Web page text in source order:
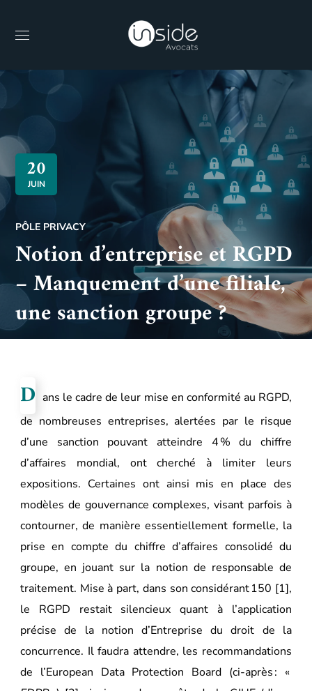
20
JUIN
PÔLE PRIVACY
Notion d’entreprise et RGPD
– Manquement d’une filiale,
une sanction groupe ?
D ans le cadre de leur mise en conformité au RGPD,
de nombreuses entreprises, alertées par le risque
d’une sanction pouvant atteindre 4 % du chiffre
d’affaires mondial, ont cherché à limiter leurs
expositions. Certaines ont ainsi mis en place des
modèles de gouvernance complexes, visant parfois à
contourner, de manière essentiellement formelle, la
prise en compte du chiffre d’affaires consolidé du
groupe, en jouant sur la notion de responsable de
traitement. Mise à part, dans son considérant 150 [1],
le RGPD restait silencieux quant à l’application
précise de la notion d’Entreprise du droit de la
concurrence. Il faudra attendre, les recommandations
de l’European Data Protection Board (ci-après : «